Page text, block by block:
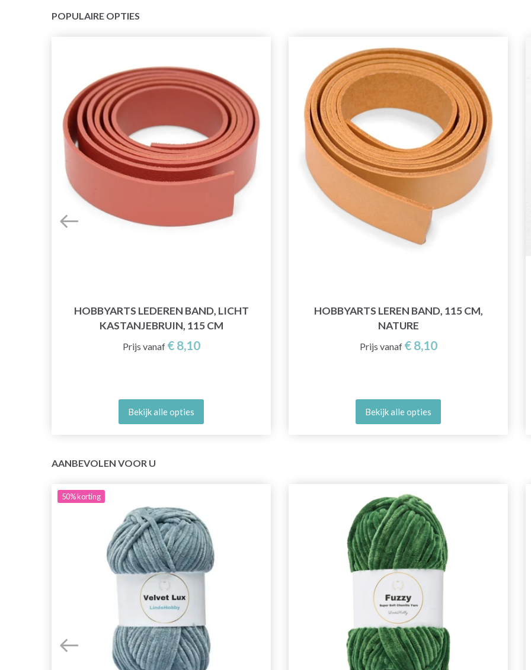
POPULAIRE OPTIES
HOBBYARTS LEDEREN BAND, LICHT
KASTANJEBRUIN, 115 CM
Prijs vanaf € 8,10
Bekijk alle opties
HOBBYARTS LEREN BAND, 115 CM,
NATURE
Prijs vanaf € 8,10
Bekijk alle opties
AANBEVOLEN VOOR U
50%korting